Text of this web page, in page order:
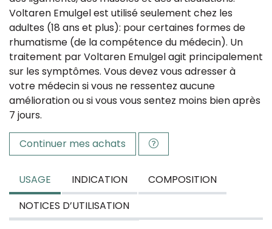
Voltaren Emulgel est utilisé seulement chez les
adultes (18 ans et plus): pour certaines formes de
rhumatisme (de la compétence du médecin). Un
traitement par Voltaren Emulgel agit principalement
sur les symptômes. Vous devez vous adresser à
votre médecin si vous ne ressentez aucune
amélioration ou si vous vous sentez moins bien après
7 jours.
Continuer mes achats
USAGE INDICATION
COMPOSITION
NOTICES D’UTILISATION